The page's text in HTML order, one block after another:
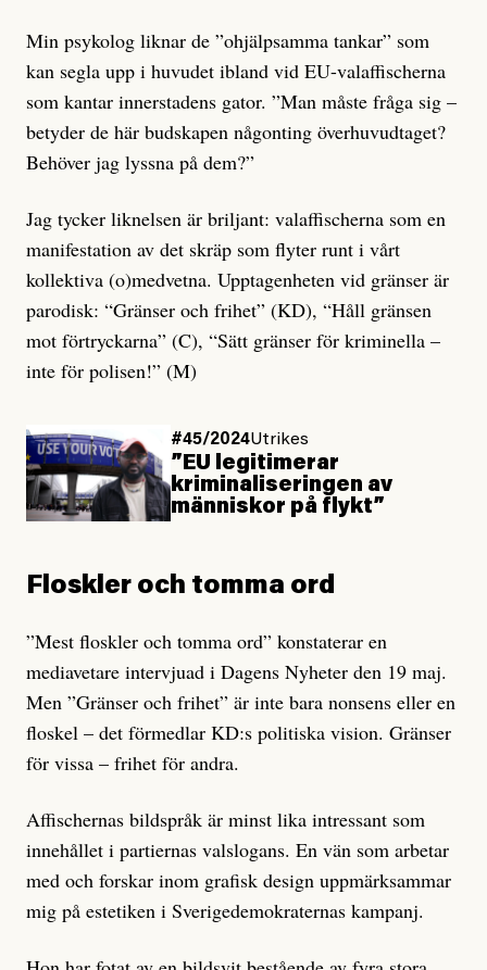
Min psykolog liknar de ”ohjälpsamma tankar” som
kan segla upp i huvudet ibland vid EU-valaffischerna
som kantar innerstadens gator. ”Man måste fråga sig –
betyder de här budskapen någonting överhuvudtaget?
Behöver jag lyssna på dem?”
Jag tycker liknelsen är briljant: valaffischerna som en
manifestation av det skräp som flyter runt i vårt
kollektiva (o)medvetna. Upptagenheten vid gränser är
parodisk: “Gränser och frihet” (KD), “Håll gränsen
mot förtryckarna” (C), “Sätt gränser för kriminella –
inte för polisen!” (M)
#45/2024Utrikes
”EU legitimerar
kriminaliseringen av
människor på flykt”
Floskler och tomma ord
”Mest floskler och tomma ord” konstaterar en
mediavetare intervjuad i Dagens Nyheter den 19 maj.
Men ”Gränser och frihet” är inte bara nonsens eller en
floskel – det förmedlar KD:s politiska vision. Gränser
för vissa – frihet för andra.
Affischernas bildspråk är minst lika intressant som
innehållet i partiernas valslogans. En vän som arbetar
med och forskar inom grafisk design uppmärksammar
mig på estetiken i Sverigedemokraternas kampanj.